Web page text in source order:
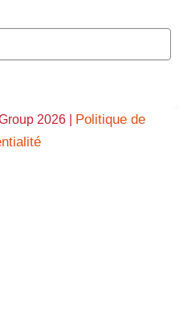
2026 | Politique de